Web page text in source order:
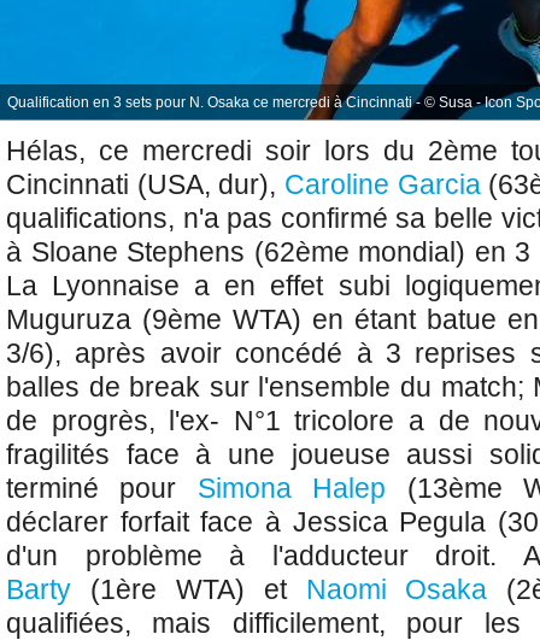
Qualification en 3 sets pour N. Osaka ce mercredi à Cincinnati - © Susa - Icon
Hélas, ce mercredi soir lors du 2ème
Cincinnati (USA, dur), Caroline Garcia
qualifications, n'a pas confirmé sa belle
à Sloane Stephens (62ème mondial) en
La Lyonnaise a en effet subi
Muguruza (9ème WTA) en étant batue
3/6), après avoir concédé à 3 reprises
balles de break sur l'ensemble du match;
de progrès, l'ex- N°1 tricolore a de
fragilités face à une joueuse aussi
terminé pour Simona Halep (13ème
déclarer forfait face à Jessica Pegula
d'un problème à l'adducteur droit.
Barty
(1ère WTA) et Naomi Osaka
qualifiées, mais difficilement, pour